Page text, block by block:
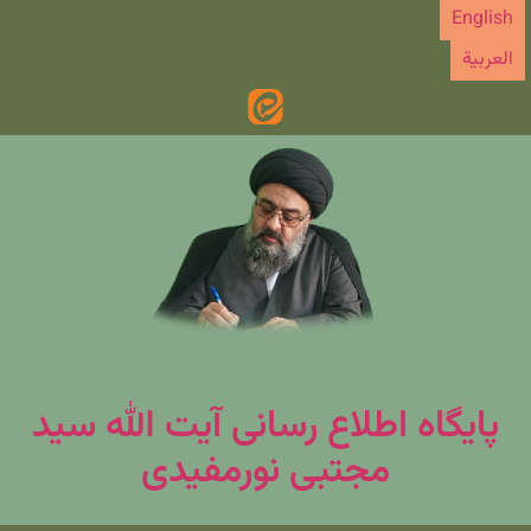
پرش
محتوا
English
العربیة
پایگاه اطلاع رسانی آیت الله سید
مجتبی نورمفیدی